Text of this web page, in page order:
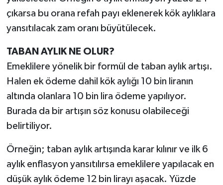
çıkarsa bu orana refah payı eklenerek kök aylıklara
yansıtılacak zam oranı büyütülecek.
TABAN AYLIK NE OLUR?
Emeklilere yönelik bir formül de taban aylık artışı.
Halen ek ödeme dahil kök aylığı 10 bin liranın
altında olanlara 10 bin lira ödeme yapılıyor.
Burada da bir artışın söz konusu olabileceği
belirtiliyor.
Örneğin; taban aylık artışında karar kılınır ve ilk 6
aylık enflasyon yansıtılırsa emeklilere yapılacak en
düşük aylık ödeme 12 bin lirayı aşacak. Yüzde